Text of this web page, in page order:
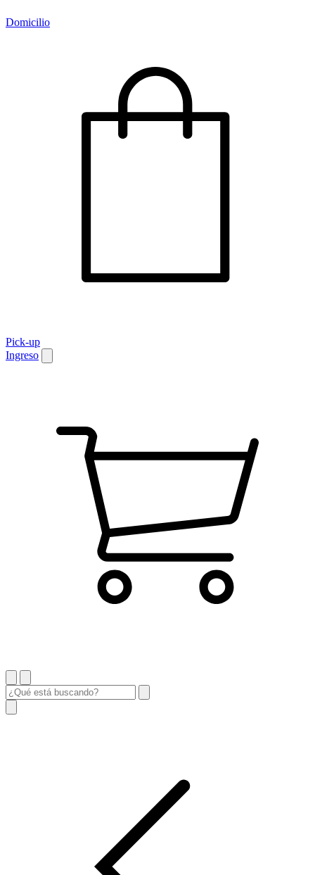
Domicilio
Pick-up
Ingreso